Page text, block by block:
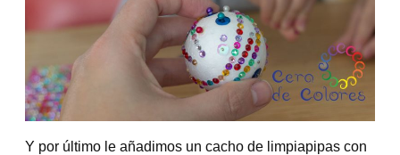
Y por último le añadimos un cacho de limpiapipas con